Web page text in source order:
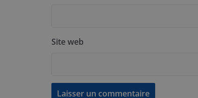
Site web